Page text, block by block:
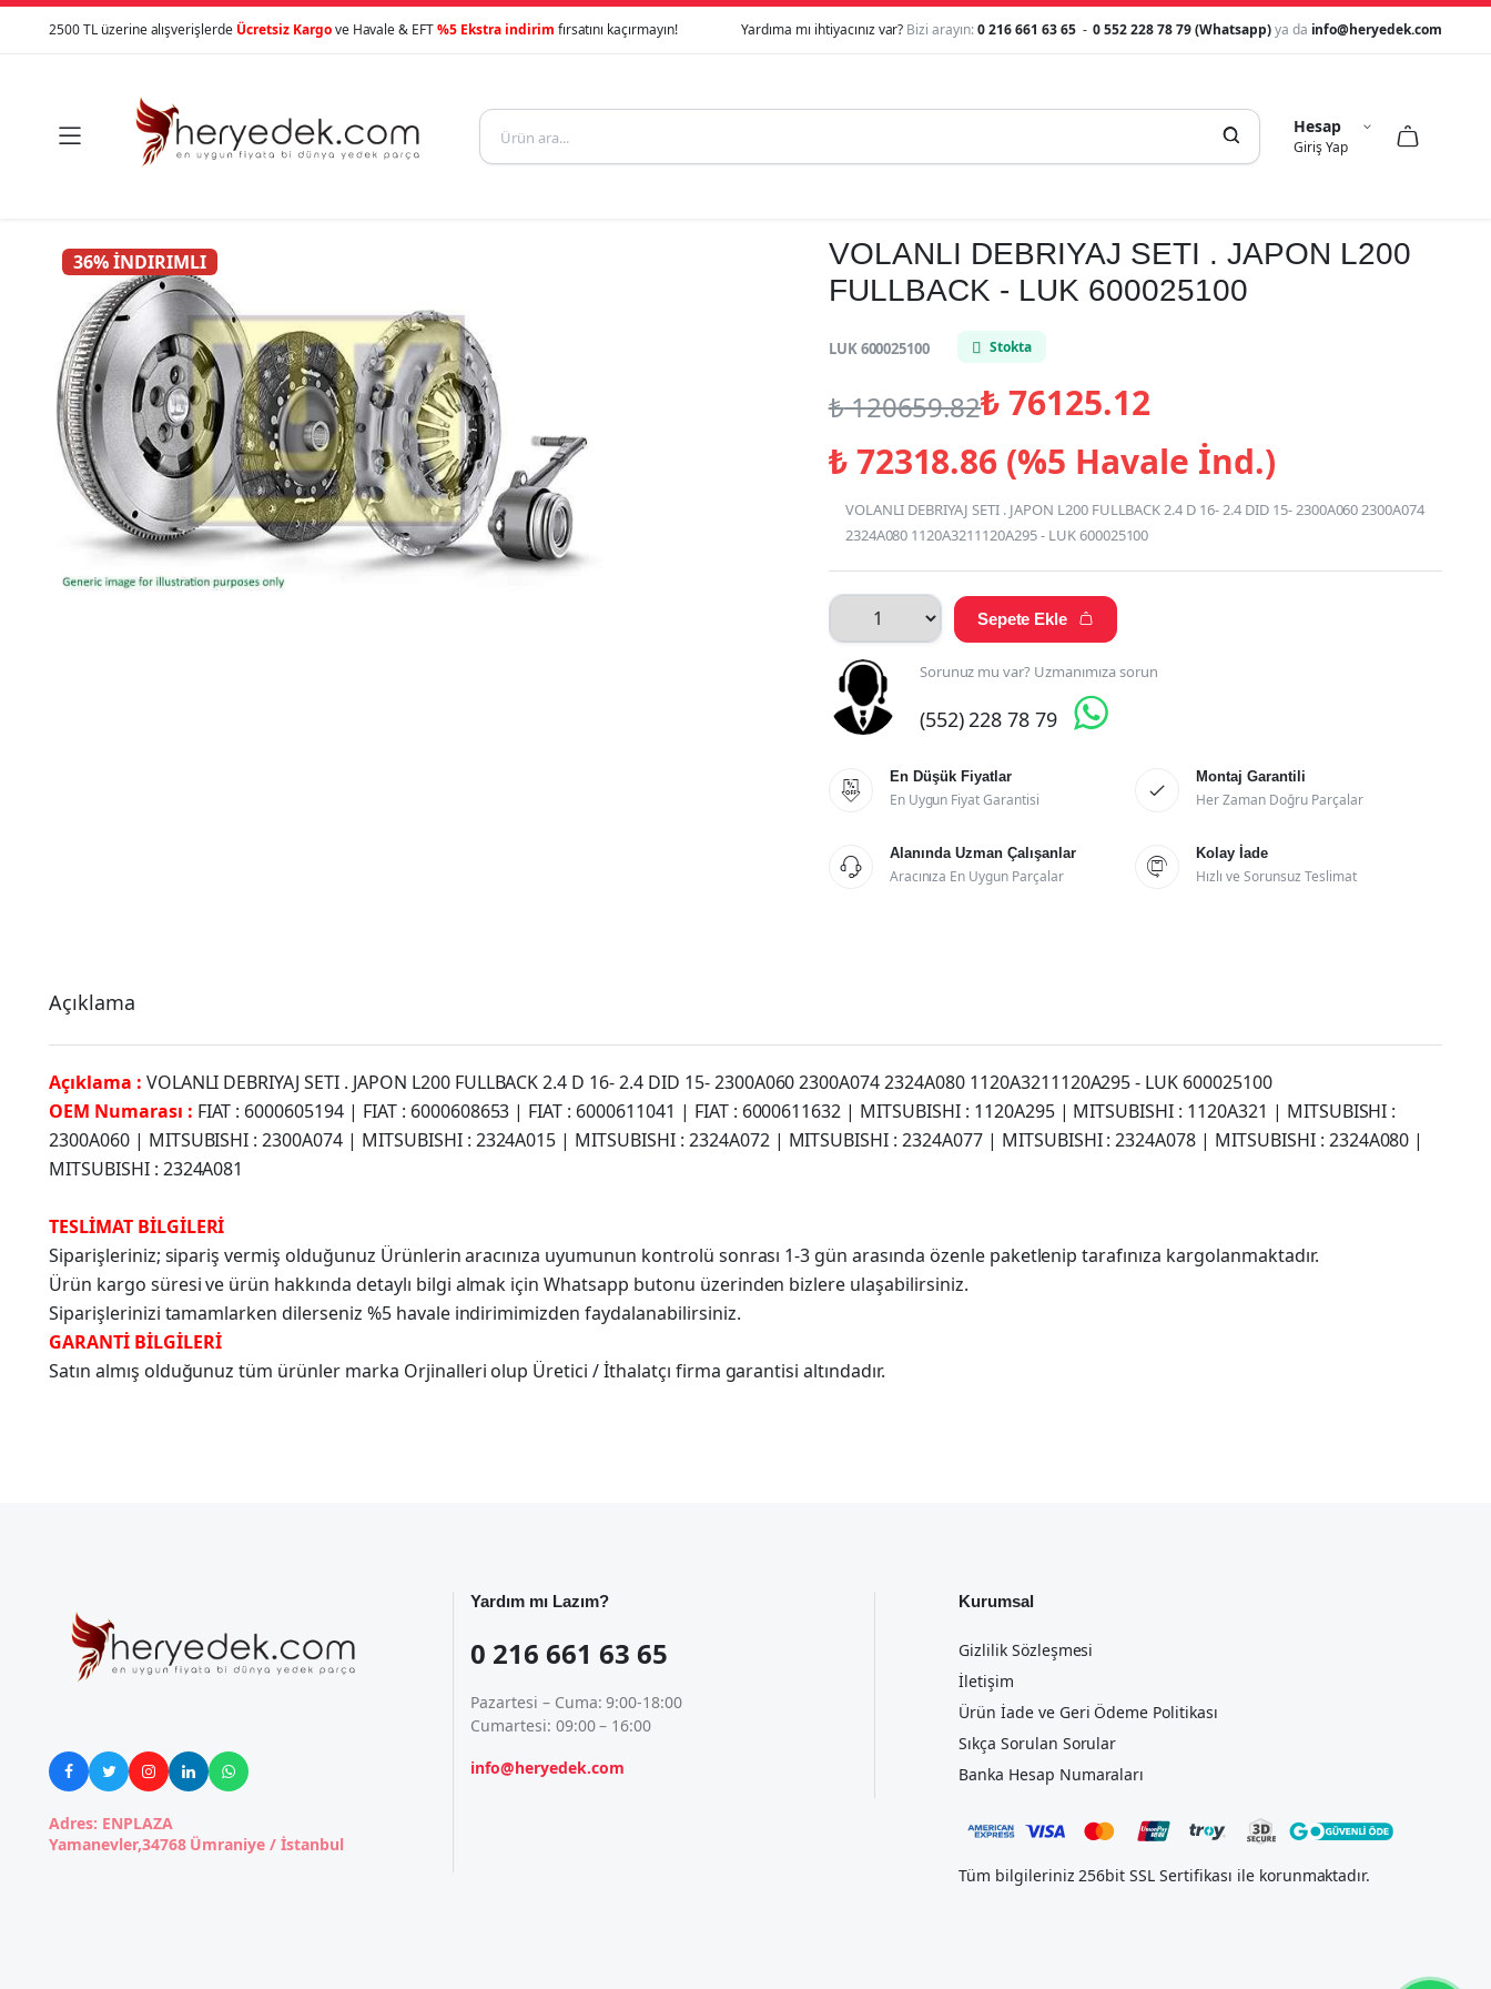
2500 TL üzerine alışverişlerde Ücretsiz Kargove Havale & EFT%5 Ekstra indirim fırsatını kaçırmayın! Yardıma mı ihtiyacınız var? Bizi arayın:0 216 661 63 65 -0 552 228 78 79 (Whatsapp)ya da info@heryedek.com
  Hesap
Giriş Yap
 
36% İNDIRIMLI
VOLANLI DEBRIYAJ SETI . JAPON L200
FULLBACK - LUK 600025100
LUK 600025100 Stokta
₺120659.82₺76125.12
₺72318.86 (%5 Havale İnd.)
VOLANLI DEBRIYAJ SETI . JAPON L200 FULLBACK 2.4 D 16- 2.4 DID 15- 2300A060 2300A074
2324A080 1120A3211120A295 - LUK 600025100
Sepete Ekle 
Sorunuz mu var? Uzmanımıza sorun
(552) 228 78 79 

En Düşük Fiyatlar
En Uygun Fiyat Garantisi 
Montaj Garantili
Her Zaman Doğru Parçalar

Alanında Uzman Çalışanlar
Aracınıza En Uygun Parçalar 
Kolay İade
Hızlı ve Sorunsuz Teslimat
Açıklama
Açıklama : VOLANLI DEBRIYAJ SETI . JAPON L200 FULLBACK 2.4 D 16- 2.4 DID 15- 2300A060 2300A074 2324A080 1120A3211120A295 - LUK 600025100
OEM Numarası : FIAT : 6000605194 | FIAT : 6000608653 | FIAT : 6000611041 | FIAT : 6000611632 | MITSUBISHI : 1120A295 | MITSUBISHI : 1120A321 | MITSUBISHI :
2300A060 | MITSUBISHI : 2300A074 | MITSUBISHI : 2324A015 | MITSUBISHI : 2324A072 | MITSUBISHI : 2324A077 | MITSUBISHI : 2324A078 | MITSUBISHI : 2324A080 |
MITSUBISHI : 2324A081
TESLİMAT BİLGİLERİ
Siparişleriniz; sipariş vermiş olduğunuz Ürünlerin aracınıza uyumunun kontrolü sonrası 1-3 gün arasında özenle paketlenip tarafınıza kargolanmaktadır.
Ürün kargo süresi ve ürün hakkında detaylı bilgi almak için Whatsapp butonu üzerinden bizlere ulaşabilirsiniz.
Siparişlerinizi tamamlarken dilerseniz %5 havale indirimimizden faydalanabilirsiniz.
GARANTİ BİLGİLERİ
Satın almış olduğunuz tüm ürünler marka Orjinalleri olup Üretici / İthalatçı firma garantisi altındadır.
    
Adres: ENPLAZA
Yamanevler,34768 Ümraniye / İstanbul
Yardım mı Lazım?
0 216 661 63 65
Pazartesi – Cuma: 9:00-18:00
Cumartesi: 09:00 – 16:00
info@heryedek.com
Kurumsal
Gizlilik Sözleşmesi
İletişim
Ürün İade ve Geri Ödeme Politikası
Sıkça Sorulan Sorular
Banka Hesap Numaraları
Tüm bilgileriniz 256bit SSL Sertifikası ile korunmaktadır.